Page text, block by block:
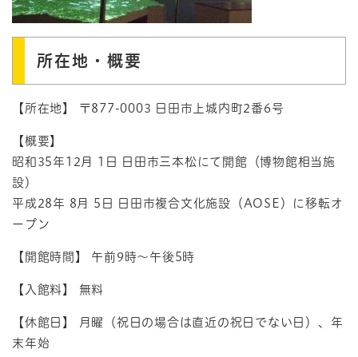
所在地・概要
【所在地】 〒877-0003 日田市上城内町2番6号
【概要】
昭和35年12月 1日 日田市三本松にて開館（博物館相当施
設）
平成28年 8月 5日 日田市複合文化施設（AOSE）に移転オ
ープン
【開館時間】 午前9時～午後5時
【入館料】 無料
【休館日】 月曜（祝日の場合は直近の祝日でない日）、年
末年始